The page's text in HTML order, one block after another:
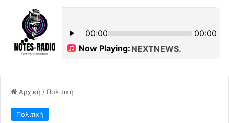
Αρχική / Πολιτική
Πολιτική